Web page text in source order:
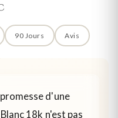
90 Jours Avis
d'une
18k n'est pas